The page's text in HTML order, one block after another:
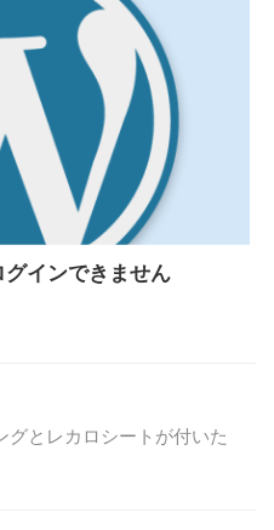
インできません
グとレカロシートが付いた